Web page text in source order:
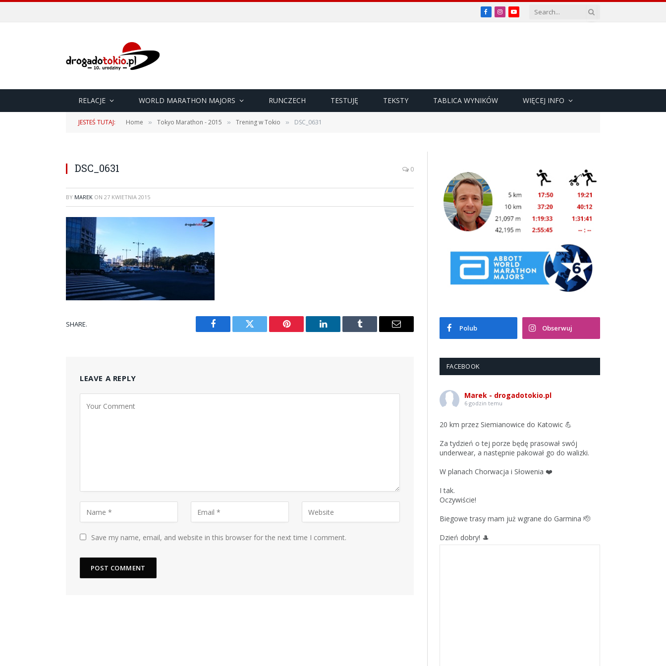
Facebook
InstagramYouTube
RELACJE WORLD MARATHON MAJORS RUNCZECH TESTUJĘ TEKSTY TABLICA WYNIKÓW WIĘCEJ INFO
JESTEŚ TUTAJ: Home » Tokyo Marathon - 2015 » Trening w Tokio » DSC_0631
DSC_0631 0
BY MAREK ON 27 KWIETNIA 2015
SHARE.
Facebook Twitter Pinterest LinkedIn Tumblr Email
LEAVE A REPLY
Save my name, email, and website in this browser for the next time I comment.
Polub Obserwuj
FACEBOOK
Marek - drogadotokio.pl
6 godzin temu
20 km przez Siemianowice do Katowic 💪
Za tydzień o tej porze będę prasował swój
underwear, a następnie pakował go do walizki.
W planach Chorwacja i Słowenia ❤️
I tak.
Oczywiście!
Biegowe trasy mam już wgrane do Garmina 🫡
Dzień dobry! 🎩